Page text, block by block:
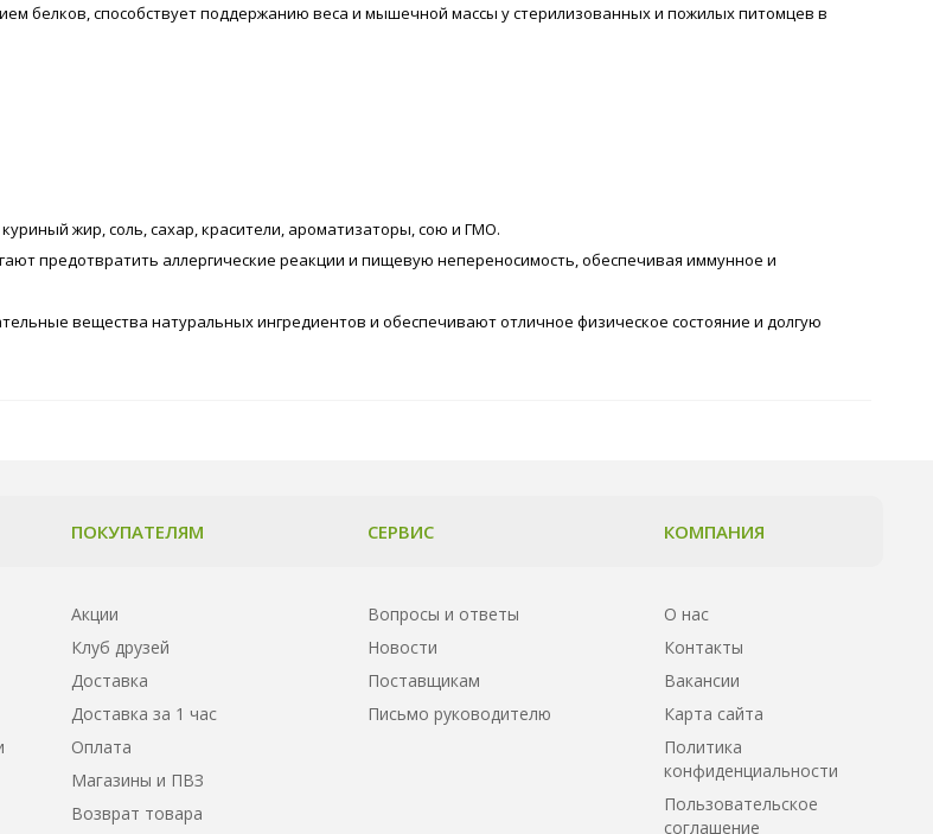
белков, способствует поддержанию веса и мышечной массы у стерилизованных и пожилых питомцев в
жир, соль, сахар, красители, ароматизаторы, сою и ГМО.
предотвратить аллергические реакции и пищевую непереносимость, обеспечивая иммунное и
вещества натуральных ингредиентов и обеспечивают отличное физическое состояние и долгую
ПОКУПАТЕЛЯМ
Акции
Клуб друзей
Доставка
Доставка за 1 час
Оплата
Магазины и ПВЗ
Возврат товара
СЕРВИС
Вопросы и ответы
Новости
Поставщикам
Письмо руководителю
КОМПАНИЯ
О нас
Контакты
Вакансии
Карта сайта
Политика
конфиденциальности
Пользовательское
соглашение